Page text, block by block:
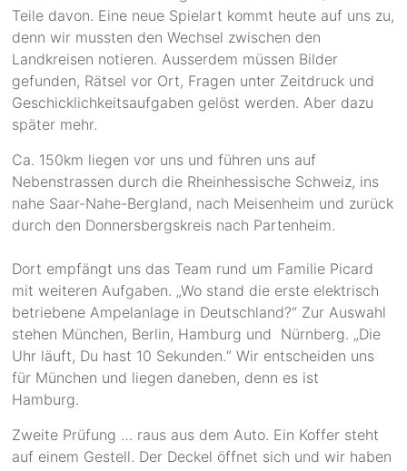
Teile davon. Eine neue Spielart kommt heute auf uns zu,
denn wir mussten den Wechsel zwischen den
Landkreisen notieren. Ausserdem müssen Bilder
gefunden, Rätsel vor Ort, Fragen unter Zeitdruck und
Geschicklichkeitsaufgaben gelöst werden. Aber dazu
später mehr.
Ca. 150km liegen vor uns und führen uns auf
Nebenstrassen durch die Rheinhessische Schweiz, ins
nahe Saar-Nahe-Bergland, nach Meisenheim und zurück
durch den Donnersbergskreis nach Partenheim.
Dort empfängt uns das Team rund um Familie Picard
mit weiteren Aufgaben. „Wo stand die erste elektrisch
betriebene Ampelanlage in Deutschland?“ Zur Auswahl
stehen München, Berlin, Hamburg und Nürnberg. „Die
Uhr läuft, Du hast 10 Sekunden.“ Wir entscheiden uns
für München und liegen daneben, denn es ist
Hamburg.
Zweite Prüfung … raus aus dem Auto. Ein Koffer steht
auf einem Gestell. Der Deckel öffnet sich und wir haben